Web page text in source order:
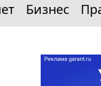
Бизнес